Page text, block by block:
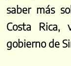
saber más
Costa Rica,
gobierno de